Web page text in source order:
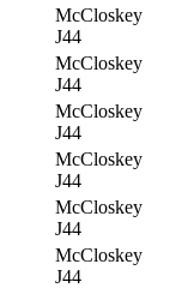
McCloskey
J44
McCloskey
J44
McCloskey
J44
McCloskey
J44
McCloskey
J44
McCloskey
J44